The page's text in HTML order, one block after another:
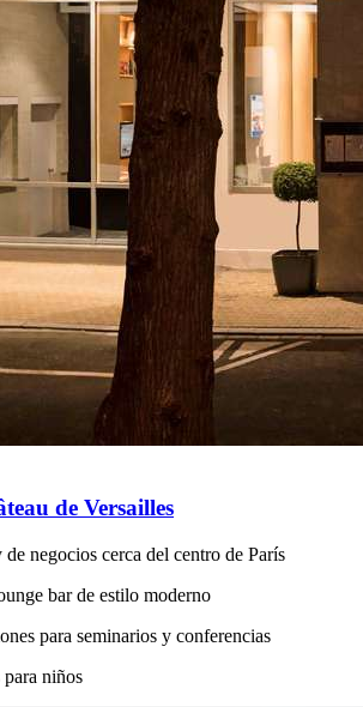
de Versailles
negocios cerca del centro de París
bar de estilo moderno
para seminarios y conferencias
niños